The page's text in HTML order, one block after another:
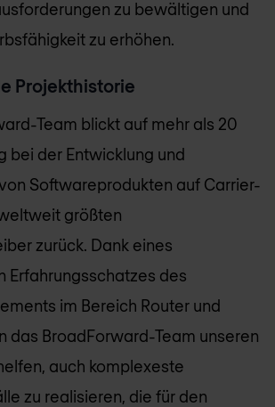
zu bewältigen und
zu erhöhen.
Projekthistorie
Team blickt auf mehr als 20
bei der Entwicklung und
Softwareprodukten auf Carrier-
größten
zurück. Dank eines
Erfahrungsschatzes des
im Bereich Router und
das BroadForward-Team unseren
auch komplexeste
zu realisieren, die für den